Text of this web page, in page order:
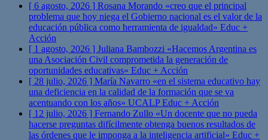
[ 6 agosto, 2026 ] Rosana Morando «creo que el principal
problema que hoy niega el Gobierno nacional es el valor de la
educación pública como herramienta de igualdad» Educ +
Acción
[ 1 agosto, 2026 ] Juliana Bambozzi «Hacemos Argentina es
una Asociación Civil comprometida la generación de
oportunidades educativas» Educ + Acción
[ 28 julio, 2026 ] María Navarro «en el sistema educativo hay
una deficiencia en la calidad de la formación que se va
acentuando con los años» UCALPEduc + Acción
[ 12 julio, 2026 ] Fernando Zullo «Un docente que no pueda
hacerse preguntas difícilmente obtenga buenos resultados de
las órdenes que le imponga a la inteligencia artificial» Educ +